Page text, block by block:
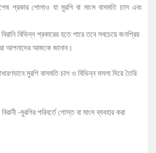
প্রকার পোলাও যা মুরগি বা মাংস বাসমতি চাল এবং
বিভিন্ন প্রকারের হতে পারে তবে সবচেয়ে জনপ্রিয়
আপনাদের আজকে জানাব।
মুরগি বাসমতি চাল ও বিভিন্ন মসলা দিয়ে তৈরি
-মুরগির পরিবর্তে গোস্ত বা মাংস ব্যবহার করা